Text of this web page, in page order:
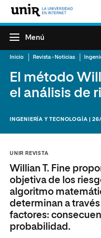
Menú
Inicio Revista - Noticias
El método
el análisis de
INGENIERÍA Y TECNOLOGÍA |
UNIR REVISTA
Willian T. Fine
objetiva de los
algoritmo
determinan a
factores:
probabilidad.